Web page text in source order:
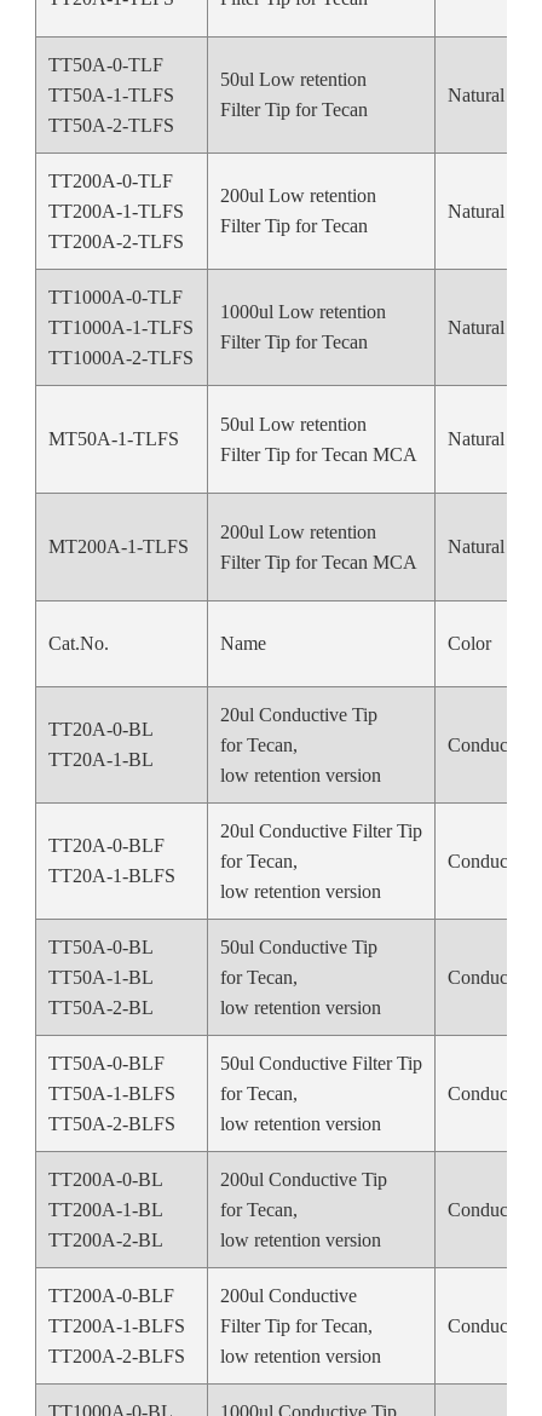
TT50A-0-TLF
TT50A-1-TLFS
TT50A-2-TLFS
50ul Low retention
Filter Tip for Tecan
Natural
TT200A-0-TLF
TT200A-1-TLFS
TT200A-2-TLFS
200ul Low retention
Filter Tip for Tecan
Natural
TT1000A-0-TLF
TT1000A-1-TLFS
TT1000A-2-TLFS
1000ul Low retention
Filter Tip for Tecan
Natural
MT50A-1-TLFS
50ul Low retention
Filter Tip for Tecan MCA
Natural
MT200A-1-TLFS
200ul Low retention
Filter Tip for Tecan MCA
Natural
Cat.No. Name Color
TT20A-0-BL
TT20A-1-BL
20ul Conductive Tip
for Tecan,
low retention version
Conductive
TT20A-0-BLF
TT20A-1-BLFS
20ul Conductive Filter Tip
for Tecan,
low retention version
Conductive
TT50A-0-BL
TT50A-1-BL
TT50A-2-BL
50ul Conductive Tip
for Tecan,
low retention version
Conductive
TT50A-0-BLF
TT50A-1-BLFS
TT50A-2-BLFS
50ul Conductive Filter Tip
for Tecan,
low retention version
Conductive
TT200A-0-BL
TT200A-1-BL
TT200A-2-BL
200ul Conductive Tip
for Tecan,
low retention version
Conductive
TT200A-0-BLF
TT200A-1-BLFS
TT200A-2-BLFS
200ul Conductive
Filter Tip for Tecan,
low retention version
Conductive
TT1000A-0-BL
1000ul Conductive Tip